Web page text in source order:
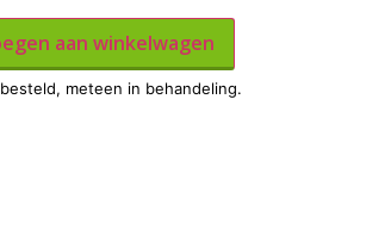
aan winkelwagen